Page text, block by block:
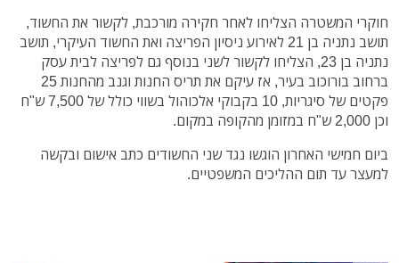
חוקרי המשטרה הצליחו לאחר חקירה מורכבת, לקשור את החשוד,
תושב נתניה בן 21 לאירוע ניסיון הפריצה ואת החשוד העיקרי, תושב
נתניה בן 23, הצליחו לקשור לשני בנוסף גם לפריצה לבית עסק
ברחוב בורוכוב בעיר, אז עיקם את תריס החנות וגנב מהחנות 25
פקטים של סיגריות, 10 בקבוקי אלכוהול בשווי כולל של 7,500 ש"ח
וכן 2,000 ש"ח במזומן מהקופה במקום.
ביום חמישי האחרון הוגשו נגד שני החשודים כתב אישום ובקשה
למעצר עד תום ההליכים המשפטיים.